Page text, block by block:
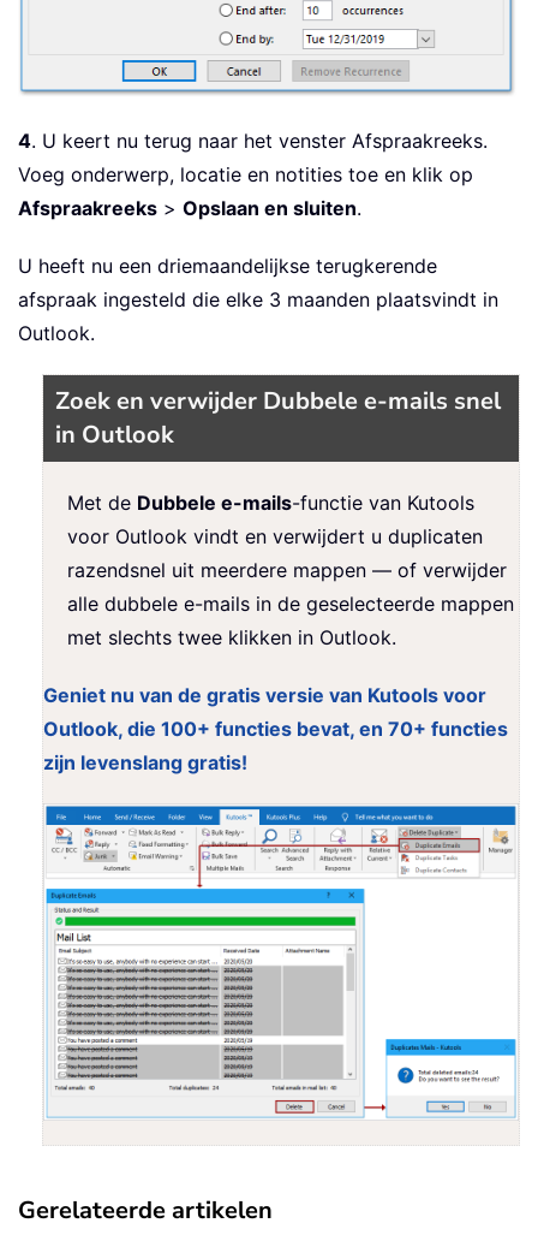
4. U keert nu terug naar het venster Afspraakreeks.
Voeg onderwerp, locatie en notities toe en klik op
Afspraakreeks > Opslaan en sluiten.
U heeft nu een driemaandelijkse terugkerende
afspraak ingesteld die elke 3 maanden plaatsvindt in
Outlook.
Zoek en verwijder Dubbele e-mails snel
in Outlook
Met de Dubbele e-mails-functie van Kutools
voor Outlook vindt en verwijdert u duplicaten
razendsnel uit meerdere mappen — of verwijder
alle dubbele e-mails in de geselecteerde mappen
met slechts twee klikken in Outlook.
Geniet nu van de gratis versie van Kutools voor
Outlook, die 100+ functies bevat, en 70+ functies
zijn levenslang gratis!
Gerelateerde artikelen